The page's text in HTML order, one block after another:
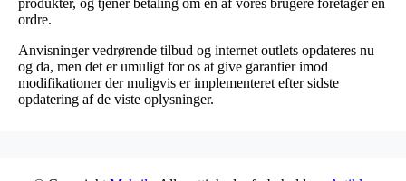
ordre.
Anvisninger vedrørende tilbud og internet outlets opdateres nu
og da, men det er umuligt for os at give garantier imod
modifikationer der muligvis er implementeret efter sidste
opdatering af de viste oplysninger.